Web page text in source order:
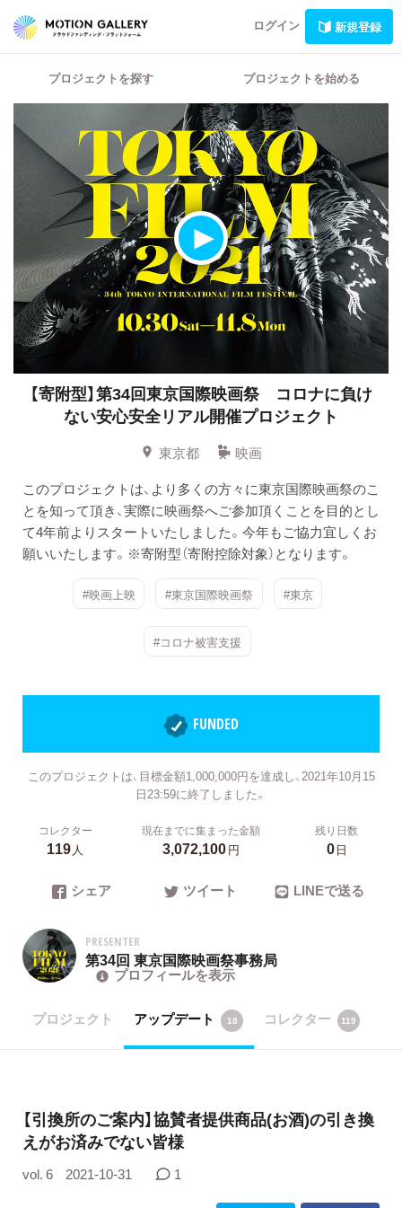
ログイン 新規登録
プロジェクトを探す プロジェクトを始める
【寄附型】第34回東京国際映画祭 コロナに負け
ない安心安全リアル開催プロジェクト
東京都
映画
このプロジェクトは、より多くの方々に東京国際映画祭のこ
とを知って頂き、実際に映画祭へご参加頂くことを目的とし
て4年前よりスタートいたしました。今年もご協力宜しくお
願いいたします。※寄附型（寄附控除対象）となります。
#映画上映 #東京国際映画祭 #東京
#コロナ被害支援
FUNDED
このプロジェクトは、目標金額1,000,000円を達成し、2021年10月15
日23:59に終了しました。
コレクター
119人
現在までに集まった金額
3,072,100円
残り日数
0日
シェア ツイート LINEで送る
PRESENTER
第34回 東京国際映画祭事務局
プロフィールを表示
プロジェクト アップデート 18 コレクター 119
【引換所のご案内】協賛者提供商品(お酒)の引き換
えがお済みでない皆様
vol. 6 2021-10-31 1